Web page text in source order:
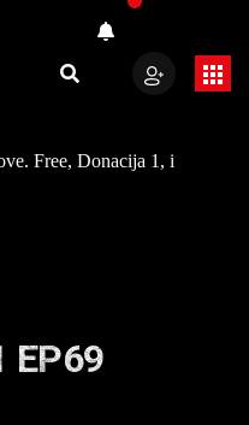
Free, Donacija 1, i
EP69